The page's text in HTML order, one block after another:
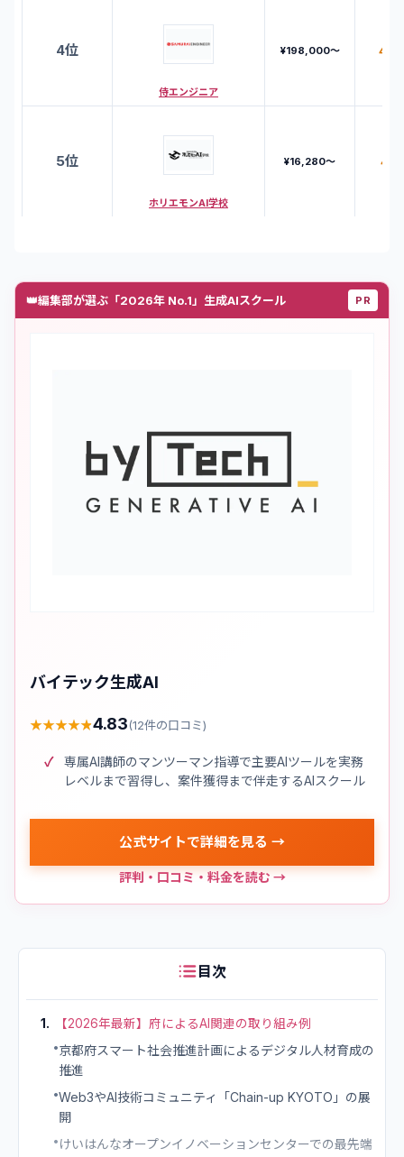
4位
侍エンジニア
¥198,000〜
5位
ホリエモンAI学校
¥16,280〜
👑編集部が選ぶ「2026年 No.1」生成AIスクール PR
バイテック生成AI
★
★★
★★
★★
★★
★4.83(12件の口コミ)
専属AI講師のマンツーマン指導で主要AIツールを実務
レベルまで習得し、案件獲得まで伴走するAIスクール
公式サイトで詳細を見る →
評判・口コミ・料金を読む →
目次
1. 【2026年最新】府によるAI関連の取り組み例
•京都府スマート社会推進計画によるデジタル人材育成の
推進
•Web3やAI技術コミュニティ「Chain-up KYOTO」の展
開
• けいはんなオープンイノベーションセンターでの最先端